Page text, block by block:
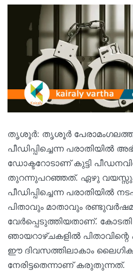
തൃശൂര്‍: തൃശൂര്‍ പേരാമംഗലത്ത്
പീഡിപ്പിച്ചെന്ന പരാതിയില്‍
ഡോക്ടറോടാണ് കുട്ടി
തുറന്നുപറഞ്ഞത്. ഏഴു
പീഡിപ്പിച്ചെന്ന പരാതിയില്‍
പിതാവും മാതാവും
വേര്‍പ്പെടുത്തിയതാണ്.
ഞായറാഴ്ചകളില്‍
ഈ ദിവസത്തിലാകാം
നേരിട്ടതെന്നാണ് കരുതുന്നത്.